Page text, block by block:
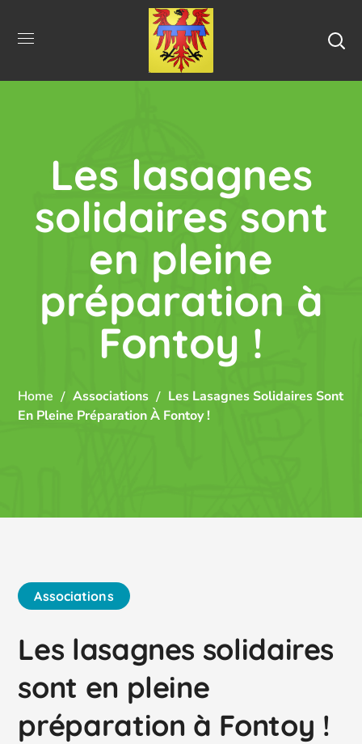
Les lasagnes
solidaires sont
en pleine
préparation à
Fontoy !
Home Associations
Les Lasagnes Solidaires Sont
En Pleine Préparation À Fontoy !
Associations
Les lasagnes solidaires
sont en pleine
préparation à Fontoy !